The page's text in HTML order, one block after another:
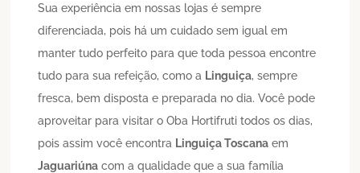
Sua experiência em nossas lojas é sempre
diferenciada, pois há um cuidado sem igual em
manter tudo perfeito para que toda pessoa encontre
tudo para sua refeição, como a Linguiça, sempre
fresca, bem disposta e preparada no dia. Você pode
aproveitar para visitar o Oba Hortifruti todos os dias,
pois assim você encontra Linguiça Toscana em
Jaguariúna com a qualidade que a sua família